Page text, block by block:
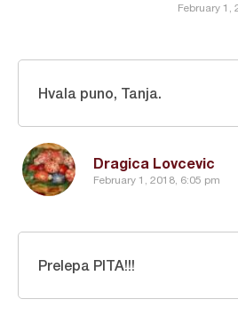
February 1,
Dragica Lovcevic
February 1, 2018, 6:05 pm
Hvala puno, Tanja.
Prelepa PITA!!!